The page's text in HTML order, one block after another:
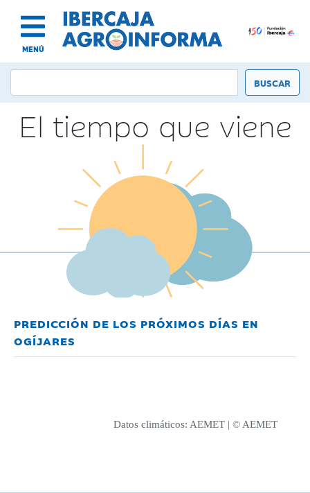
MENÚ
El tiempo que viene
PREDICCIÓN DE LOS PRÓXIMOS DÍAS EN
OGÍJARES
Datos climáticos: AEMET | © AEMET